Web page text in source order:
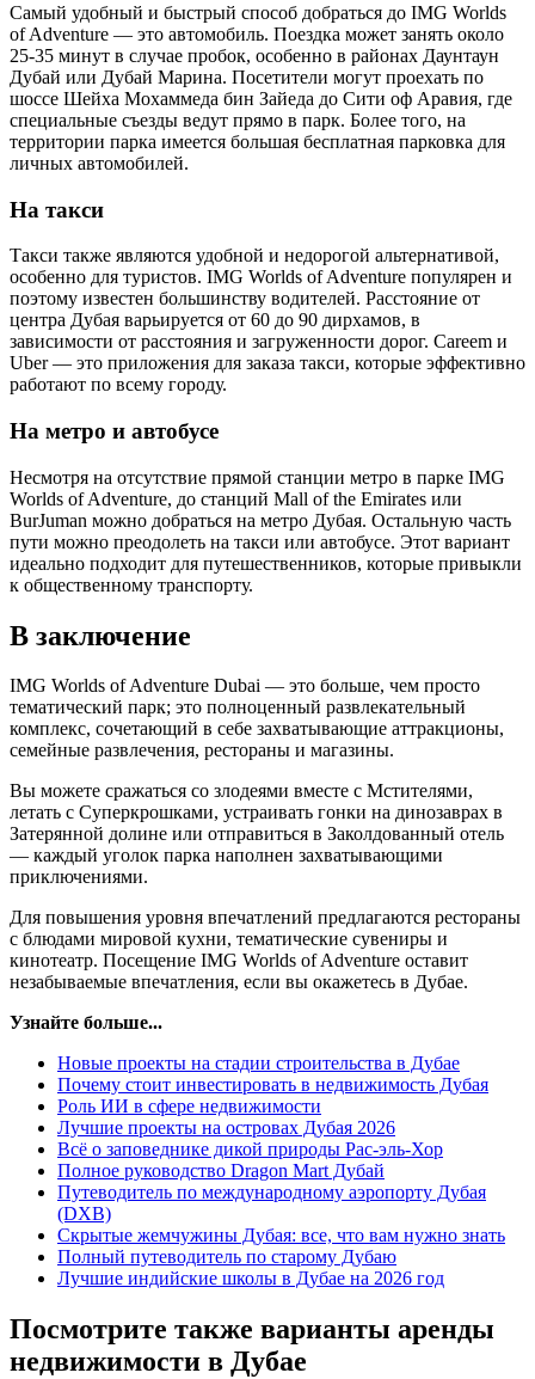
Самый удобный и быстрый способ добраться до IMG Worlds
of Adventure — это автомобиль. Поездка может занять около
25-35 минут в случае пробок, особенно в районах Даунтаун
Дубай или Дубай Марина. Посетители могут проехать по
шоссе Шейха Мохаммеда бин Зайеда до Сити оф Аравия, где
специальные съезды ведут прямо в парк. Более того, на
территории парка имеется большая бесплатная парковка для
личных автомобилей.
На такси
Такси также являются удобной и недорогой альтернативой,
особенно для туристов. IMG Worlds of Adventure популярен и
поэтому известен большинству водителей. Расстояние от
центра Дубая варьируется от 60 до 90 дирхамов, в
зависимости от расстояния и загруженности дорог. Careem и
Uber — это приложения для заказа такси, которые эффективно
работают по всему городу.
На метро и автобусе
Несмотря на отсутствие прямой станции метро в парке IMG
Worlds of Adventure, до станций Mall of the Emirates или
BurJuman можно добраться на метро Дубая. Остальную часть
пути можно преодолеть на такси или автобусе. Этот вариант
идеально подходит для путешественников, которые привыкли
к общественному транспорту.
В заключение
IMG Worlds of Adventure Dubai — это больше, чем просто
тематический парк; это полноценный развлекательный
комплекс, сочетающий в себе захватывающие аттракционы,
семейные развлечения, рестораны и магазины.
Вы можете сражаться со злодеями вместе с Мстителями,
летать с Суперкрошками, устраивать гонки на динозаврах в
Затерянной долине или отправиться в Заколдованный отель
— каждый уголок парка наполнен захватывающими
приключениями.
Для повышения уровня впечатлений предлагаются рестораны
с блюдами мировой кухни, тематические сувениры и
кинотеатр. Посещение IMG Worlds of Adventure оставит
незабываемые впечатления, если вы окажетесь в Дубае.
Узнайте больше...
Новые проекты на стадии строительства в Дубае
Почему стоит инвестировать в недвижимость Дубая
Роль ИИ в сфере недвижимости
Лучшие проекты на островах Дубая 2026
Всё о заповеднике дикой природы Рас-эль-Хор
Полное руководство Dragon Mart Дубай
Путеводитель по международному аэропорту Дубая
(DXB)
Скрытые жемчужины Дубая: все, что вам нужно знать
Полный путеводитель по старому Дубаю
Лучшие индийские школы в Дубае на 2026 год
Посмотрите также варианты аренды
недвижимости в Дубае